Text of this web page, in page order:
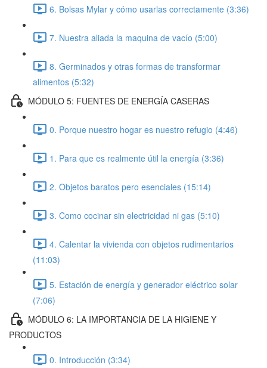
6. Bolsas Mylar y cómo usarlas correctamente (3:36)
7. Nuestra aliada la maquina de vacío (5:00)
8. Germinados y otras formas de transformar
alimentos (5:32)
MÓDULO 5: FUENTES DE ENERGÍA CASERAS
0. Porque nuestro hogar es nuestro refugio (4:46)
1. Para que es realmente útil la energía (3:36)
2. Objetos baratos pero esenciales (15:14)
3. Como cocinar sin electricidad ni gas (5:10)
4. Calentar la vivienda con objetos rudimentarios
(11:03)
5. Estación de energía y generador eléctrico solar
(7:06)
MÓDULO 6: LA IMPORTANCIA DE LA HIGIENE Y
PRODUCTOS
0. Introducción (3:34)